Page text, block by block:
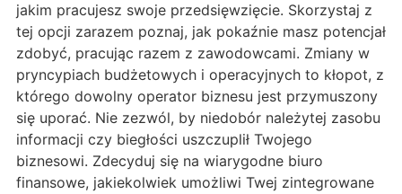
jakim pracujesz swoje przedsięwzięcie. Skorzystaj z
tej opcji zarazem poznaj, jak pokaźnie masz potencjał
zdobyć, pracując razem z zawodowcami. Zmiany w
pryncypiach budżetowych i operacyjnych to kłopot, z
którego dowolny operator biznesu jest przymuszony
się uporać. Nie zezwól, by niedobór należytej zasobu
informacji czy biegłości uszczuplił Twojego
biznesowi. Zdecyduj się na wiarygodne biuro
finansowe, jakiekolwiek umożliwi Twej zintegrowane